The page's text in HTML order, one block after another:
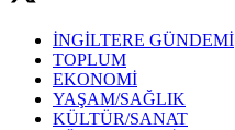
İNGİLTERE GÜNDEMİ
TOPLUM
EKONOMİ
YAŞAM/SAĞLIK
KÜLTÜR/SANAT